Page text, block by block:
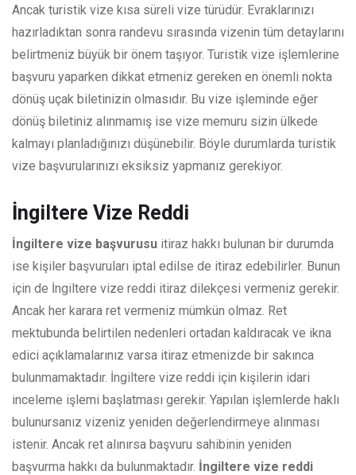
Ancak turistik vize kısa süreli vize türüdür. Evraklarınızı
hazırladıktan sonra randevu sırasında vizenin tüm detaylarını
belirtmeniz büyük bir önem taşıyor. Turistik vize işlemlerine
başvuru yaparken dikkat etmeniz gereken en önemli nokta
dönüş uçak biletinizin olmasıdır. Bu vize işleminde eğer
dönüş biletiniz alınmamış ise vize memuru sizin ülkede
kalmayı planladığınızı düşünebilir. Böyle durumlarda turistik
vize başvurularınızı eksiksiz yapmanız gerekiyor.
İngiltere Vize Reddi
İngiltere vize başvurusu itiraz hakkı bulunan bir durumda
ise kişiler başvuruları iptal edilse de itiraz edebilirler. Bunun
için de İngiltere vize reddi itiraz dilekçesi vermeniz gerekir.
Ancak her karara ret vermeniz mümkün olmaz. Ret
mektubunda belirtilen nedenleri ortadan kaldıracak ve ikna
edici açıklamalarınız varsa itiraz etmenizde bir sakınca
bulunmamaktadır. İngiltere vize reddi için kişilerin idari
inceleme işlemi başlatması gerekir. Yapılan işlemlerde haklı
bulunursanız vizeniz yeniden değerlendirmeye alınması
istenir. Ancak ret alınırsa başvuru sahibinin yeniden
başvurma hakkı da bulunmaktadır. İngiltere vize reddi